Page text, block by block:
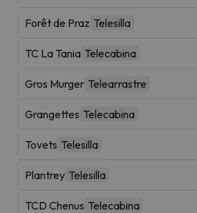
Forêt de Praz Telesilla
TC La Tania Telecabina
Gros Murger Telearrastre
Grangettes Telecabina
Tovets Telesilla
Plantrey Telesilla
TCD Chenus Telecabina